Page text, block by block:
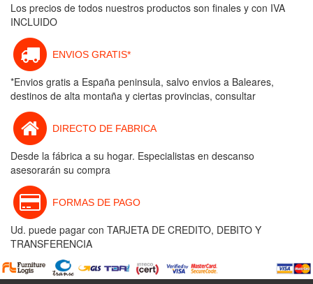
Los precios de todos nuestros productos son finales y con IVA
INCLUIDO
ENVIOS GRATIS*
*Envios gratis a España peninsula, salvo envios a Baleares,
destinos de alta montaña y ciertas provincias, consultar
DIRECTO DE FABRICA
Desde la fábrica a su hogar. Especialistas en descanso
asesorarán su compra
FORMAS DE PAGO
Ud. puede pagar con TARJETA DE CREDITO, DEBITO Y
TRANSFERENCIA